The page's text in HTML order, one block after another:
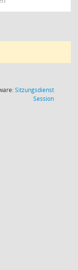
Sitzungsdienst
Session(Wird in